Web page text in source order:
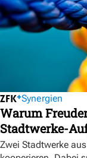
Synergien
Warum
Stadtwerke-
Zwei Stadtwerke